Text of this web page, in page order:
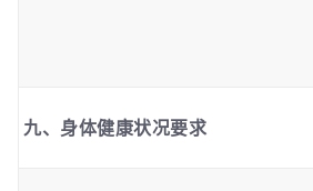
九、身体健康状况要求